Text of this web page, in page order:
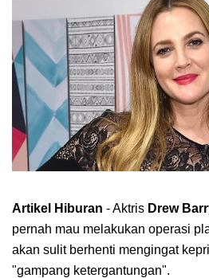
Artikel Hiburan - Aktris Drew
pernah mau melakukan operasi
akan sulit berhenti mengingat
"gampang ketergantungan".